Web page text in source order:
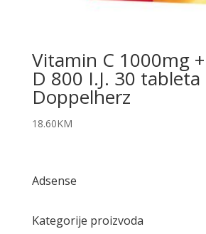
Vitamin C 1000mg
D 800 I.J. 30 tableta
Doppelherz
18.60KM
Adsense
Kategorije proizvoda